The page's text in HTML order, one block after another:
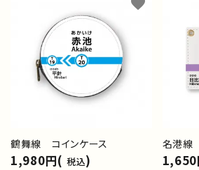
鶴舞線 コインケース
1,980円( 税込)
名港線